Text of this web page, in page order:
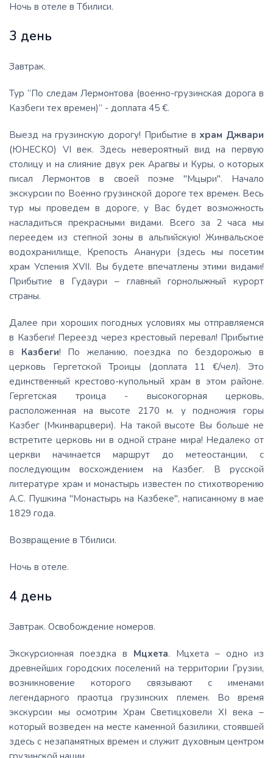
Ночь в отеле в Тбилиси.
3 день
Завтрак.
Тур “По следам Лермонтова (военно-грузинская дорога в
Казбеги тех времен)” - доплата 45 €.
Выезд на грузинскую дорогу! Прибытие в храм Джвари
(ЮНЕСКО) VI век. Здесь невероятный вид на первую
столицу и на слияние двух рек Арагвы и Куры, о которых
писал Лермонтов в своей поэме "Мцыри". Начало
экскурсии по Военно грузинской дороге тех времен. Весь
тур мы проведем в дороге, у Вас будет возможность
насладиться прекрасными видами. Всего за 2 часа мы
переедем из степной зоны в альпийскую! Жинвальское
водохранилище, Крепость Ананури (здесь мы посетим
храм Успения XVII. Вы будете впечатлены этими видами!
Прибытие в Гудаури – главный горнолыжный курорт
страны.
Далее при хороших погодных условиях мы отправляемся
в Казбеги! Переезд через крестовый перевал! Прибытие
в Казбеги! По желанию, поездка по бездорожью в
церковь Гергетской Троицы (доплата 11 €/чел). Это
единственный крестово-купольный храм в этом районе.
Гергетская троица - высокогорная церковь,
расположенная на высоте 2170 м. у подножия горы
Казбег (Мкинварцвери). На такой высоте Вы больше не
встретите церковь ни в одной стране мира! Недалеко от
церкви начинается маршрут до метеостанции, с
последующим восхождением на Казбег. В русской
литературе храм и монастырь известен по стихотворению
А.С. Пушкина "Монастырь на Казбеке", написанному в мае
1829 года.
Возвращение в Тбилиси.
Ночь в отеле.
4 день
Завтрак. Освобождение номеров.
Экскурсионная поездка в Мцхета. Мцхета – одно из
древнейших городских поселений на территории Грузии,
возникновение которого связывают с именами
легендарного праотца грузинских племен. Во время
экскурсии мы осмотрим Храм Светицховели XI века –
который возведен на месте каменной базилики, стоявшей
здесь с незапамятных времен и служит духовным центром